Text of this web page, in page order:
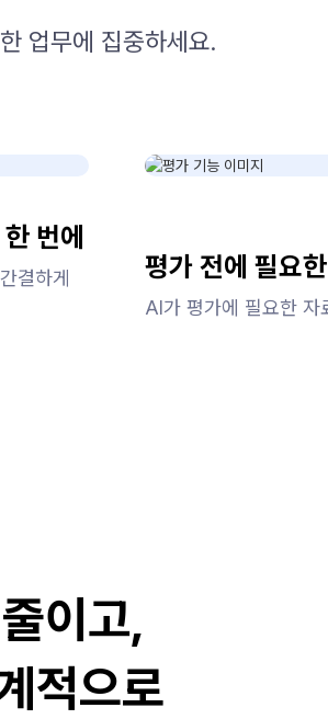
업무에 집중하세요.
번에
결하게
평가 전에 필요
AI가 평가에 필요한 자
이고,
적으로